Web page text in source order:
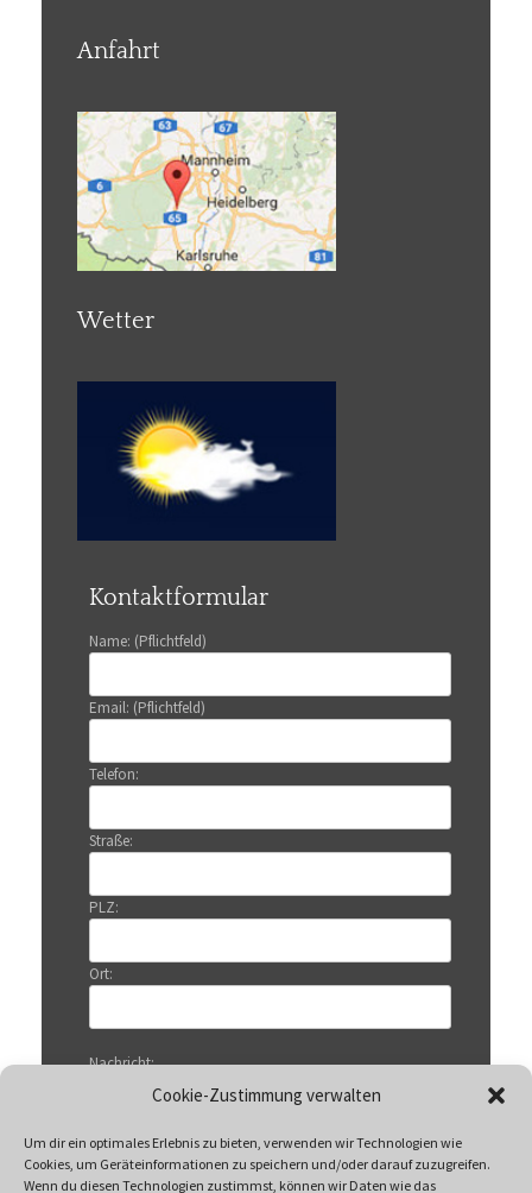
Cookie-Zustimmung verwalten
Um dir ein optimales Erlebnis zu bieten, verwenden wir Technologien wie
Cookies, um Geräteinformationen zu speichern und/oder darauf zuzugreifen.
Wenn du diesen Technologien zustimmst, können wir Daten wie das
Anfahrt
Wetter
Kontaktformular
Name: (Pflichtfeld)
Email: (Pflichtfeld)
Telefon:
Straße:
PLZ:
Ort:
Nachricht: